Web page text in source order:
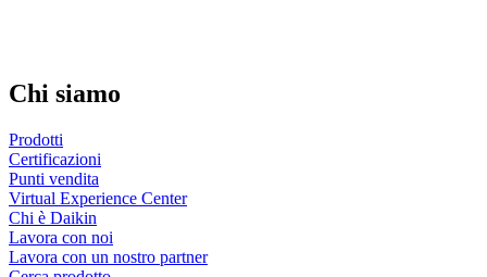
Chi siamo
Prodotti
Certificazioni
Punti vendita
Virtual Experience Center
Chi è Daikin
Lavora con noi
Lavora con un nostro partner